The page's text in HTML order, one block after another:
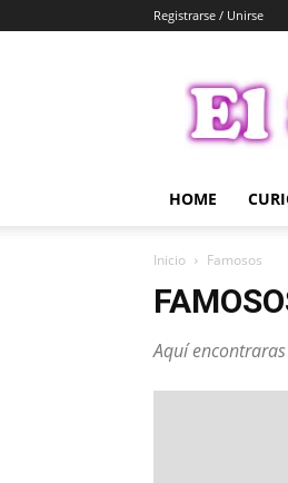
Registrarse / Unirse
HOME
Inicio Famosos
Aquí